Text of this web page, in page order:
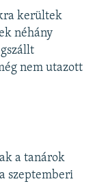
kerültek
néhány
nem utazott
a tanárok
szeptemberi